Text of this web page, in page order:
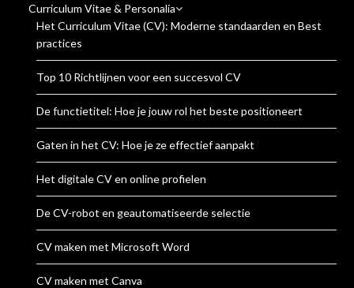
Curriculum Vitae & Personalia
Het Curriculum Vitae (CV): Moderne standaarden en Best
practices
Top 10 Richtlijnen voor een succesvol CV
De functietitel: Hoe je jouw rol het beste positioneert
Gaten in het CV: Hoe je ze effectief aanpakt
Het digitale CV en online profielen
De CV-robot en geautomatiseerde selectie
CV maken met Microsoft Word
CV maken met Canva